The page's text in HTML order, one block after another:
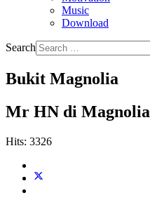
Music
Download
Search
Bukit Magnolia
Mr HN di Magnolia
Hits: 3326